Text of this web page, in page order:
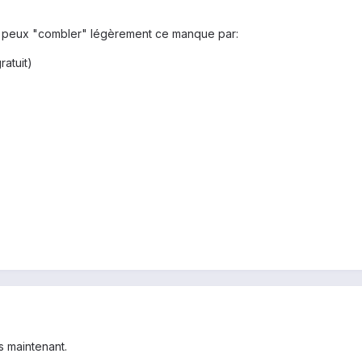
"combler" légèrement ce manque par:
maintenant.